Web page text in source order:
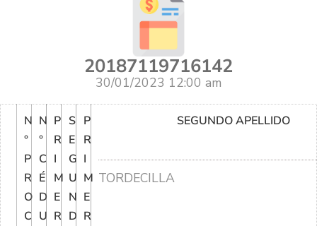
20187119716142
30/01/2023 12:00 am
N
°
P
R
O
C
N
°
C
É
D
U
P
R
I
M
E
R
S
E
G
U
N
D
P
R
I
M
E
R
SEGUNDO APELLIDO
TORDECILLA